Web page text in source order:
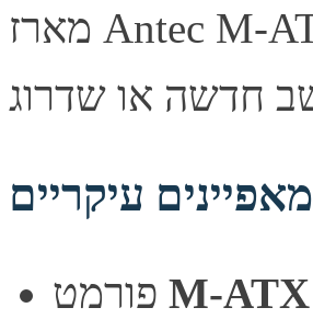
מארז Antec M-ATX מעוצב היטב, מספק זרימת אוויר מצוינה
מאפיינים עיקריים
M-ATX